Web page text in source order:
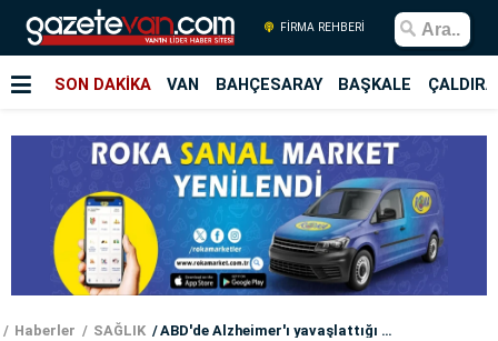
FİRMA REHBERİ
SON DAKİKA VAN BAHÇESARAY BAŞKALE
Haberler SAĞLIK ABD'de Alzheimer'ı yavaşlattığı belirtilen ilaca yeşil ışık